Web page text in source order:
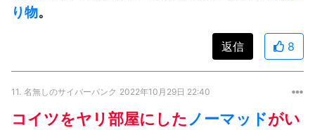
り物。
返信 8
11. 名無しのサイバーパンク 2022年10月29日 22:40
コイツをヤリ部屋にした ノーマッドがい